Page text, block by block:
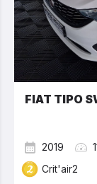
FIAT TIPO
2019
Crit'air2